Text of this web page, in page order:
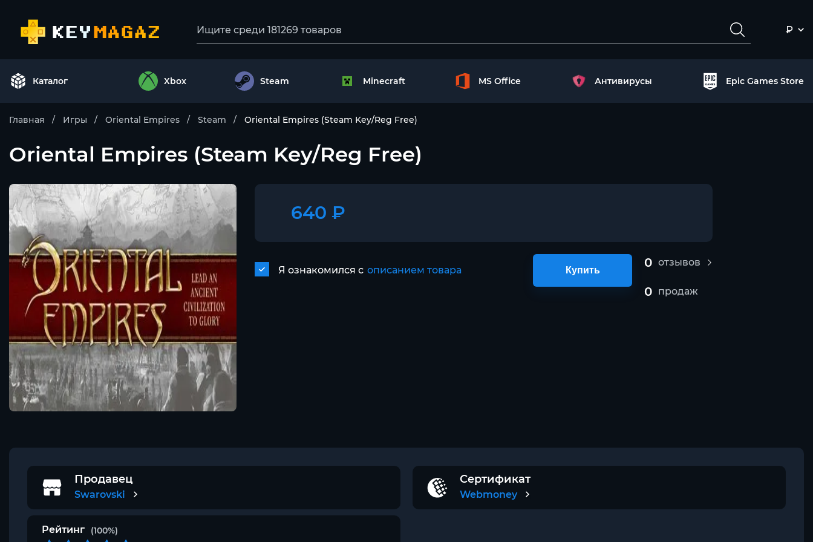
₽
Каталог Xbox Steam Minecraft MS Office Антивирусы Epic Games Store
Главная Игры Oriental Empires Steam Oriental Empires (Steam Key/Reg Free)
Oriental Empires (Steam Key/Reg Free)
640 ₽
Я ознакомился с описанием товара Купить
0 отзывов
0 продаж
Продавец
Swarovski
Сертификат
Webmoney
Рейтинг (100%)